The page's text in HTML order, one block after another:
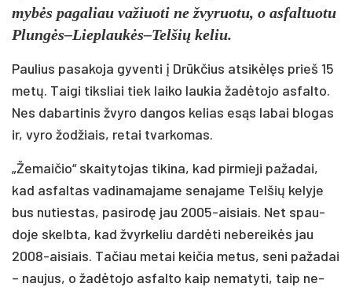
my­bės pa­ga­liau va­žiuo­ti ne žvy­ruo­tu, o as­fal­tuo­tu
Plungės–Lieplaukės–Telšių ke­liu.
Pau­lius pa­sa­ko­ja gy­ven­ti į Drūk­čius at­si­kė­lęs prieš 15
me­tų. Tai­gi tiks­liai tiek lai­ko lau­kia ža­dė­to­jo as­fal­to.
Nes da­bar­ti­nis žvy­ro dan­gos ke­lias esąs la­bai blo­gas
ir, vy­ro žo­džiais, re­tai tvar­ko­mas.
„Že­mai­čio“ skai­ty­to­jas ti­ki­na, kad pir­mie­ji pa­ža­dai,
kad as­fal­tas va­di­na­ma­ja­me se­na­ja­me Tel­šių ke­ly­je
bus nu­ties­tas, pa­si­ro­dę jau 2005-ai­siais. Net spau­
do­je skelb­ta, kad žvyr­ke­liu dar­dė­ti ne­be­rei­kės jau
2008-ai­siais. Ta­čiau me­tai kei­čia me­tus, se­ni pa­ža­dai
– nau­jus, o ža­dė­to­jo as­fal­to kaip ne­ma­ty­ti, taip ne­